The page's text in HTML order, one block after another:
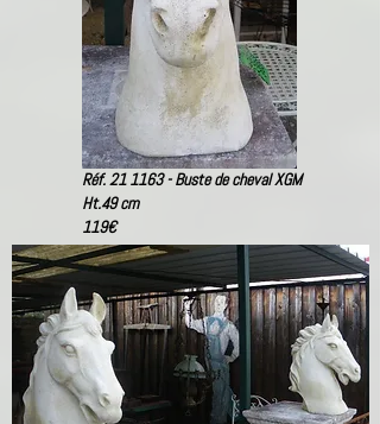
Réf. 21 1163 - Buste de cheval XGM
Ht.49 cm
119€